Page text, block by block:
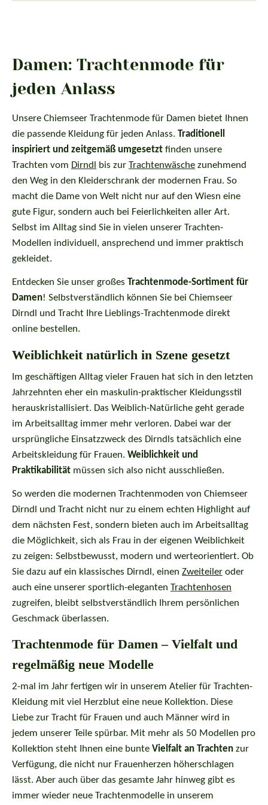
Damen: Trachtenmode für
jeden Anlass
Unsere Chiemseer Trachtenmode für Damen bietet Ihnen
die passende Kleidung für jeden Anlass. Traditionell
inspiriert und zeitgemäß umgesetzt finden unsere
Trachten vom Dirndl bis zur Trachtenwäsche zunehmend
den Weg in den Kleiderschrank der modernen Frau. So
macht die Dame von Welt nicht nur auf den Wiesn eine
gute Figur, sondern auch bei Feierlichkeiten aller Art.
Selbst im Alltag sind Sie in vielen unserer Trachten-
Modellen individuell, ansprechend und immer praktisch
gekleidet.
Entdecken Sie unser großes Trachtenmode-Sortiment für
Damen! Selbstverständlich können Sie bei Chiemseer
Dirndl und Tracht Ihre Lieblings-Trachtenmode direkt
online bestellen.
Weiblichkeit natürlich in Szene gesetzt
Im geschäftigen Alltag vieler Frauen hat sich in den letzten
Jahrzehnten eher ein maskulin-praktischer Kleidungsstil
herauskristallisiert. Das Weiblich-Natürliche geht gerade
im Arbeitsalltag immer mehr verloren. Dabei war der
ursprüngliche Einsatzzweck des Dirndls tatsächlich eine
Arbeitskleidung für Frauen. Weiblichkeit und
Praktikabilität müssen sich also nicht ausschließen.
So werden die modernen Trachtenmoden von Chiemseer
Dirndl und Tracht nicht nur zu einem echten Highlight auf
dem nächsten Fest, sondern bieten auch im Arbeitsalltag
die Möglichkeit, sich als Frau in der eigenen Weiblichkeit
zu zeigen: Selbstbewusst, modern und werteorientiert. Ob
Sie dazu auf ein klassisches Dirndl, einen Zweiteiler oder
auch eine unserer sportlich-eleganten Trachtenhosen
zugreifen, bleibt selbstverständlich Ihrem persönlichen
Geschmack überlassen.
Trachtenmode für Damen – Vielfalt und
regelmäßig neue Modelle
2-mal im Jahr fertigen wir in unserem Atelier für Trachten-
Kleidung mit viel Herzblut eine neue Kollektion. Diese
Liebe zur Tracht für Frauen und auch Männer wird in
jedem unserer Teile spürbar. Mit mehr als 50 Modellen pro
Kollektion steht Ihnen eine bunte Vielfalt an Trachten zur
Verfügung, die nicht nur Frauenherzen höherschlagen
lässt. Aber auch über das gesamte Jahr hinweg gibt es
immer wieder neue Trachtenmodelle in unserem